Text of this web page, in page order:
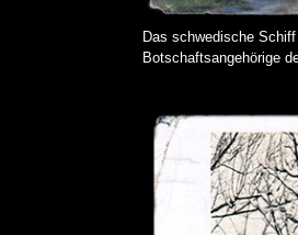
Das schwedische
Botschaftsangehörige